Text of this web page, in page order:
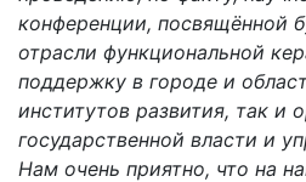
конференции, посвящённой
отрасли функциональной
поддержку в городе и
институтов развития, так и
государственной власти и
Нам очень приятно, что на